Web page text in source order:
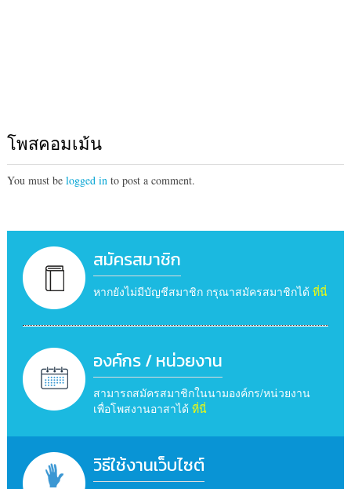
โพสคอมเม้น
You must be logged into post a comment.
สมัครสมาชิก
หากยังไม่มีบัญชีสมาชิก กรุณาสมัครสมาชิกได้ ที่นี่
องค์กร / หน่วยงาน
สามารถสมัครสมาชิกในนามองค์กร/หน่วยงาน
เพื่อโพสงานอาสาได้ ที่นี่
วิธีใช้งานเว็บไซต์